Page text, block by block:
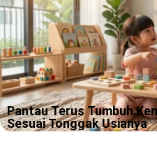
Pantau Terus Tumbuh
Sesuai Tonggak Usianya